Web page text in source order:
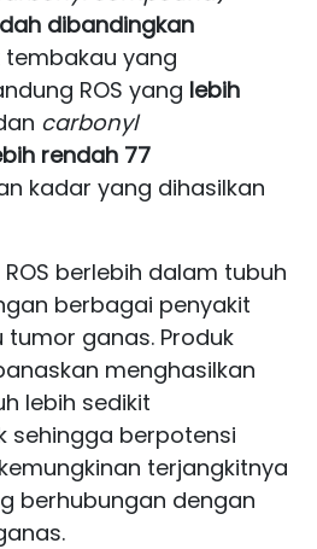
dibandingkan
tembakau yang
ROS yang lebih
carbonyl
rendah 77
kadar yang dihasilkan
berlebih dalam tubuh
berbagai penyakit
ganas. Produk
menghasilkan
lebih sedikit
sehingga berpotensi
terjangkitnya
berhubungan dengan